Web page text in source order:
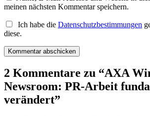
meinen nächsten Kommentar speichern.
Ich habe die Datenschutzbestimmungen
diese.
2 Kommentare zu “AXA
Newsroom: PR-Arbeit
verändert”